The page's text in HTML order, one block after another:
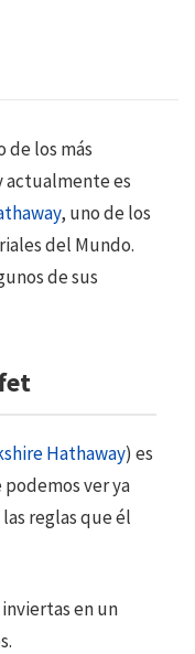
de los más
actualmente es
, uno de los
del Mundo.
de sus
Hathaway) es
ver ya
reglas que él
en un